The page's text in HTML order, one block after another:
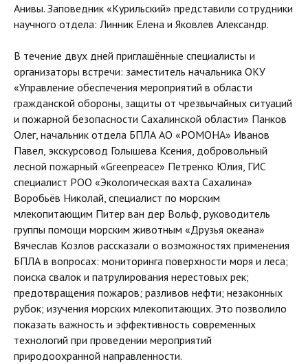
Анивы. Заповедник «Курильский» представили сотрудники
научного отдела: Линник Елена и Яковлев Александр.
В течение двух дней приглашённые специалисты и
организаторы встречи: заместитель начальника ОКУ
«Управление обеспечения мероприятий в области
гражданской обороны, защиты от чрезвычайных ситуаций
и пожарной безопасности Сахалинской области» Панков
Олег, начальник отдела БПЛА АО «РОМОНА» Иванов
Павел, экскурсовод Голышева Ксения, добровольный
лесной пожарный «Greenpeace» Петренко Юлия, ГИС
специалист РОО «Экологическая вахта Сахалина»
Воробьёв Николай, специалист по морским
млекопитающим Питер ван дер Вольф, руководитель
группы помощи морским животным «Друзья океана»
Вячеслав Козлов рассказали о возможностях применения
БПЛА в вопросах: мониторинга поверхности моря и леса;
поиска свалок и патрулирования нерестовых рек;
предотвращения пожаров; разливов нефти; незаконных
рубок; изучения морских млекопитающих. Это позволило
показать важность и эффективность современных
технологий при проведении мероприятий
природоохранной направленности.